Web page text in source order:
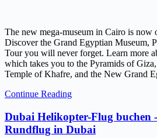
The new mega-museum in Cairo is now
Discover the Grand Egyptian Museum,
Tour you will never forget. Learn more
which takes you to the Pyramids of
Temple of Khafre, and the New Grand
Continue Reading
Dubai Helikopter-Flug buchen
Rundflug in Dubai